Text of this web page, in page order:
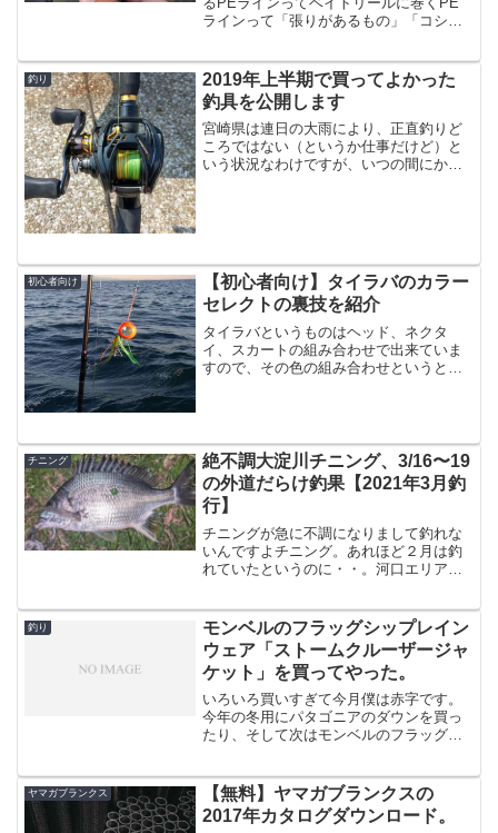
ラインって「張りがあるもの」「コシの
F+とか。DUEL デュエル アーマードF+
0.6号 (...
釣り
2019年上半期で買ってよかった
釣具を公開します
宮崎県は連日の大雨により、正直釣りど
ころではない（というか仕事だけど）と
いう状況なわけですが、いつの間にか
初心者向け
【初心者向け】タイラバのカラー
セレクトの裏技を紹介
タイラバというものはヘッド、ネクタ
イ、スカートの組み合わせで出来ていま
すので、その色の組み合わせというと途
チニング
絶不調大淀川チニング、3/16〜19
の外道だらけ釣果【2021年3月釣
行】
チニングが急に不調になりまして釣れな
いんですよチニング。あれほど２月は釣
れていたというのに・・。河口エリアや
なりました。。しかしチニングは基本的
にボトムの釣りになるので...
釣り
モンベルのフラッグシップレイン
ウェア「ストームクルーザージャ
ケット」を買ってやった。
いろいろ買いすぎて今月僕は赤字です。
今年の冬用にパタゴニアのダウンを買っ
たり、そして次はモンベルのフラッグシ
た。(モンベル)mont-bell ストームクルー
ザージャケッ...
ヤマガブランクス
【無料】ヤマガブランクスの
2017年カタログダウンロード。